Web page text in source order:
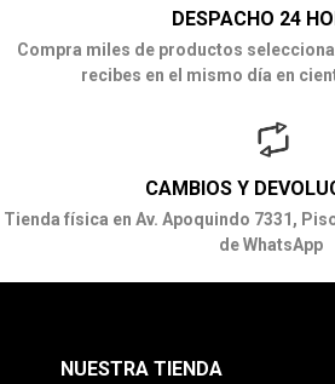
DESPACHO 24
Compra miles de productos
recibes en el mismo día en
CAMBIOS Y
Tienda física en Av. Apoquindo 7331,
de WhatsApp
NUESTRA TIENDA